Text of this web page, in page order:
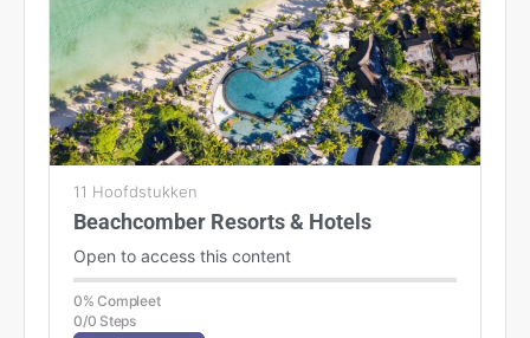
11 Hoofdstukken
Beachcomber Resorts & Hotels
Open to access this content
0% Compleet
0/0 Steps